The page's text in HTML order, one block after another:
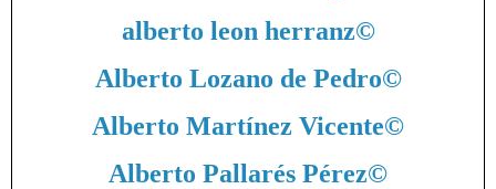
alberto leon herranz©
Alberto Lozano de Pedro©
Alberto Martínez Vicente©
Alberto Pallarés Pérez©